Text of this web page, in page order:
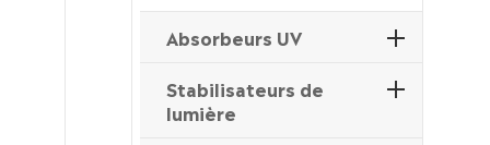
Absorbeurs UV
Stabilisateurs de
lumière